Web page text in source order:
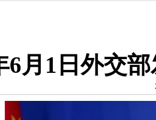
6月1日外交